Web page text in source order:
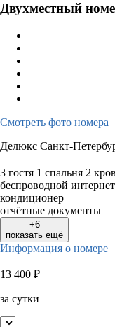
Двухместный
Смотреть фото номера
Делюкс Санкт-
3 гостя 1 спальня 2
беспроводной
кондиционер
отчётные документы
+6
показать ещё
Информация о номере
13 400 ₽
за сутки